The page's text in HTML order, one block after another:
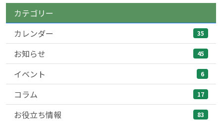
カテゴリー
カレンダー
35
お知らせ 45
イベント 6
コラム 17
お役立ち情報 83